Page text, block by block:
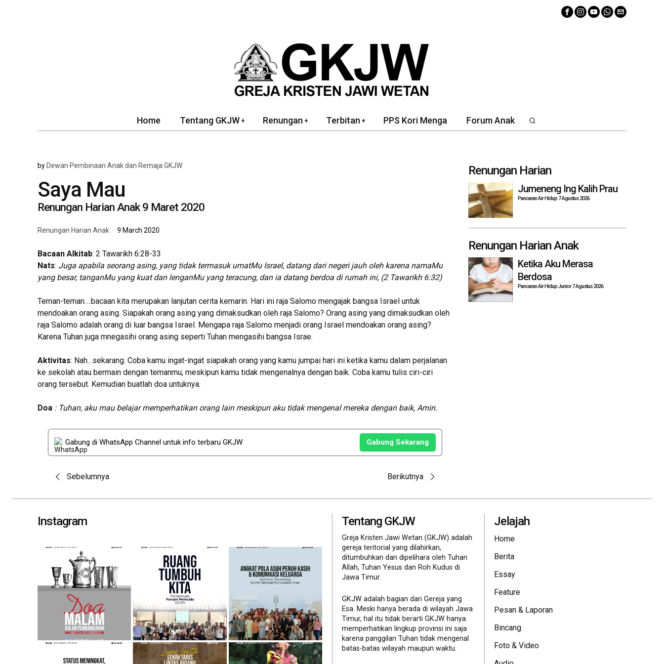
Home Tentang GKJW Renungan Terbitan PPS Kori Menga Forum Anak
by Dewan Pembinaan Anak dan Remaja GKJW
Saya Mau
Renungan Harian Anak 9 Maret 2020
Renungan Harian Anak 9 March 2020
Bacaan Alkitab: 2 Tawarikh 6:28-33
Nats: Juga apabila seorang asing, yang tidak termasuk umatMu Israel, datang dari negeri jauh oleh karena namaMu
yang besar, tanganMu yang kuat dan lenganMu yang teracung, dan ia datang berdoa di rumah ini, (2 Tawarikh 6:32)
Teman-teman….bacaan kita merupakan lanjutan cerita kemarin. Hari ini raja Salomo mengajak bangsa Israel untuk
mendoakan orang asing. Siapakah orang asing yang dimaksudkan oleh raja Salomo? Orang asing yang dimaksudkan oleh
raja Salomo adalah orang di luar bangsa Israel. Mengapa raja Salomo menjadi orang Israel mendoakan orang asing?
Karena Tuhan juga mnegasihi orang asing seperti Tuhan mengasihi bangsa Israe.
Aktivitas: Nah…sekarang. Coba kamu ingat-ingat siapakah orang yang kamu jumpai hari ini ketika kamu dalam perjalanan
ke sekolah atau bermain dengan temanmu, meskipun kamu tidak mengenalnya dengan baik. Coba kamu tulis ciri-ciri
orang tersebut. Kemudian buatlah doa untuknya.
Doa : Tuhan, aku mau belajar memperhatikan orang lain meskipun aku tidak mengenal mereka dengan baik, Amin.
Gabung di WhatsApp Channel untuk info terbaru GKJW Gabung Sekarang
Post
navigation
Sebelumnya Berikutnya
Renungan Harian
Jumeneng Ing Kalih Prau
Pancaran Air Hidup 7 Agustus 2026
Renungan Harian Anak
Ketika Aku Merasa
Berdosa
Pancaran Air Hidup Junior 7 Agustus 2026
Instagram Tentang GKJW
Greja Kristen Jawi Wetan (GKJW) adalah
gereja teritorial yang dilahirkan,
ditumbuhkan dan dipelihara oleh Tuhan
Allah, Tuhan Yesus dan Roh Kudus di
Jawa Timur.
GKJW adalah bagian dari Gereja yang
Esa. Meski hanya berada di wilayah Jawa
Timur, hal itu tidak berarti GKJW hanya
memperhatikan lingkup provinsi ini saja
karena panggilan Tuhan tidak mengenal
batas-batas wilayah maupun waktu.
Jelajah
Home
Berita
Essay
Feature
Pesan & Laporan
Bincang
Foto & Video